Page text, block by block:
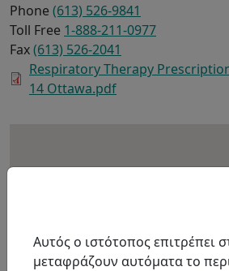
Phone (613) 526-9841
Toll Free 1-888-211-0977
Fax(613) 526-2041
Respiratory Therapy
14 Ottawa.pdf
Αυτός ο ιστότοπος επιτρέπει
μεταφράζουν αυτόματα το